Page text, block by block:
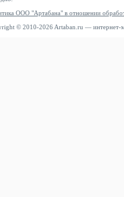
ООО "Артабана" в отношении
© 2010-2026 Artaban.ru — интернет-